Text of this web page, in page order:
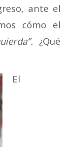
ante el
cómo el
¿Qué
El